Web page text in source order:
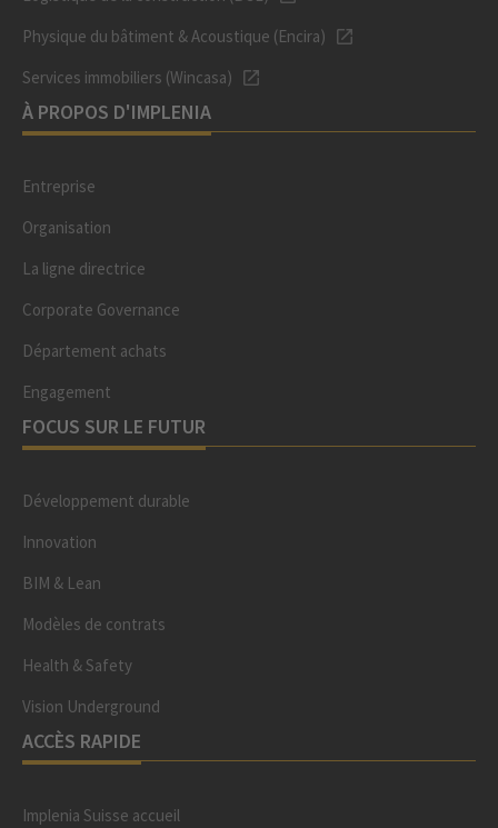
Physique du bâtiment & Acoustique (Encira)
Services immobiliers (Wincasa)
À PROPOS D'IMPLENIA
Entreprise
Organisation
La ligne directrice
Corporate Governance
Département achats
Engagement
FOCUS SUR LE FUTUR
Développement durable
Innovation
BIM & Lean
Modèles de contrats
Health & Safety
Vision Underground
ACCÈS RAPIDE
Implenia Suisse accueil